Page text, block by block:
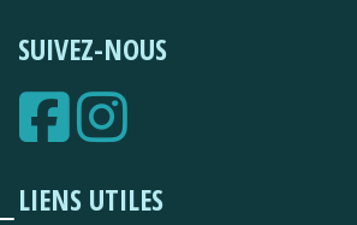
SUIVEZ-NOUS
LIENS UTILES